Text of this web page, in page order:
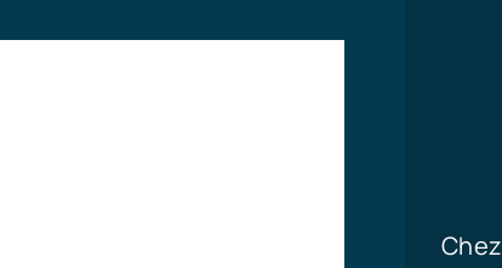
Chez